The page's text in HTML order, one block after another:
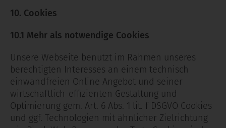
10. Cookies
10.1 Mehr als notwendige Cookies
Unsere Webseite benutzt im Rahmen unseres
berechtigten Interesses an einem technisch
einwandfreien Online Angebot und seiner
wirtschaftlich-effizienten Gestaltung und
Optimierung gem. Art. 6 Abs. 1 lit. f DSGVO Cookies
und ggf. Technologien mit ähnlicher Zielrichtung